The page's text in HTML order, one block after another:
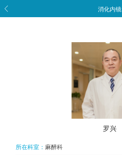
 消化内镜
罗兴
所在科室： 麻醉科